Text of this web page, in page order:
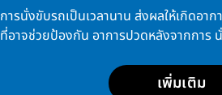
การนั่งขับรถเป็นเวลานาน ส่งผลให้เกิดอาก
ที่อาจช่วยป้องกัน อาการปวดหลังจากการ
เพิ่มเติม